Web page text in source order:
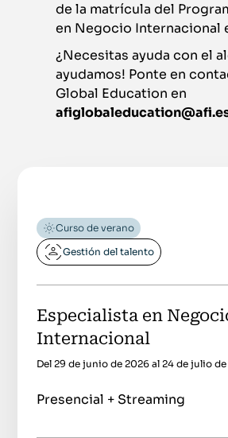
de la matrícula del
en Negocio Internacional
¿Necesitas ayuda con el
ayudamos! Ponte en
Global Education en
Curso de verano
Gestión del talento
Especialista en
Internacional
Del 29 de junio de 2026 al 24 de julio
Presencial + Streaming